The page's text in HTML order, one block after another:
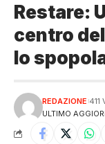
Restare:
centro
lo
ULTIMO
REDAZIONE 411